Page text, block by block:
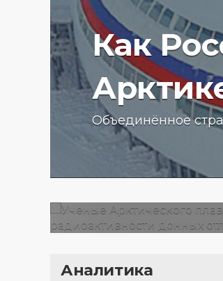
Как
Объединённое
Ученые
университета
отложений в
Аналитика